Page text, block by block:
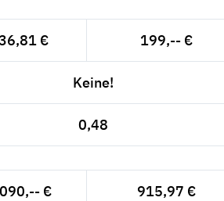
€ 199,-- €
Keine!
0,48
€ 915,97 €